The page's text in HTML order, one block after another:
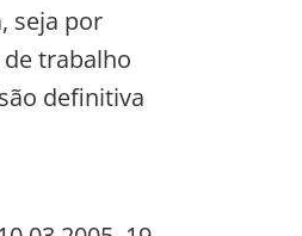
seja por
trabalho
definitiva